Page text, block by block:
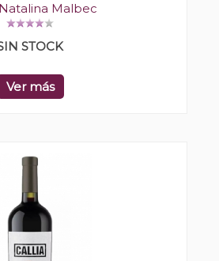
Malbec
STOCK
Ver más